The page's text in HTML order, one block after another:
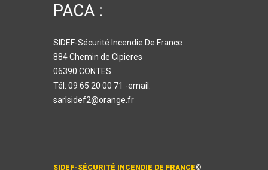
PACA :
SIDEF-Sécurité Incendie De France
884 Chemin de Cipieres
06390 CONTES
Tél: 09 65 20 00 71 -email:
sarlsidef2@orange.fr
SIDEF-SÉCURITÉ INCENDIE DE FRANCE©